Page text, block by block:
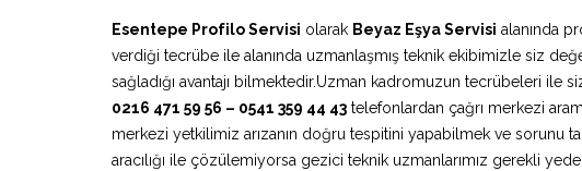
Esentepe Profilo Servisi olarak Beyaz Eşya Servisi alanında
verdiği tecrübe ile alanında uzmanlaşmış teknik ekibimizle siz
sağladığı avantajı bilmektedir.Uzman kadromuzun tecrübeleri ile
0216 471 59 56 – 0541 359 44 43 telefonlardan çağrı merkezi
merkezi yetkilimiz arızanın doğru tespitini yapabilmek ve sorunu
aracılığı ile çözülemiyorsa gezici teknik uzmanlarımız gerekli